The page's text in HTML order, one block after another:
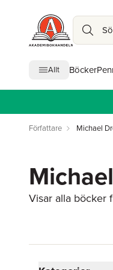
Allt Böcker
Författare Michael
Visar alla böcker